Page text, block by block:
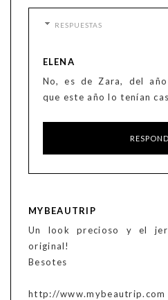
RESPUESTAS
ELENA
No, es de Zara, del
que este año lo tenían
MYBEAUTRIP
Un look precioso y el
original!
Besotes
http://www.mybeautrip.com